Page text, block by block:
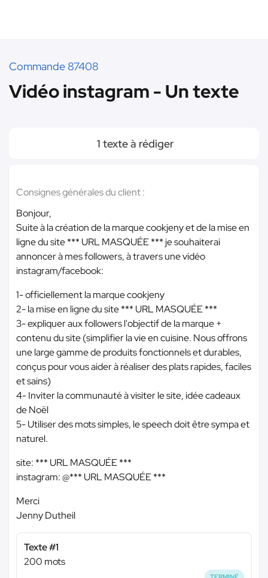
Commande 87408
Vidéo instagram - Un texte
1 texte à rédiger
Consignes générales du client :
Bonjour,
Suite à la création de la marque cookjeny et de la mise en
ligne du site*** URL MASQUÉE *** je souhaiterai
annoncer à mes followers, à travers une vidéo
instagram/facebook:
1- officiellement la marque cookjeny
2- la mise en ligne du site*** URL MASQUÉE ***
3- expliquer aux followers l'objectif de la marque +
contenu du site (simplifier la vie en cuisine. Nous offrons
une large gamme de produits fonctionnels et durables,
conçus pour vous aider à réaliser des plats rapides, faciles
et sains)
4- Inviter la communauté à visiter le site, idée cadeaux
de Noël
5- Utiliser des mots simples, le speech doit être sympa et
naturel.
site: *** URL MASQUÉE ***
instagram: @*** URL MASQUÉE ***
Merci
Jenny Dutheil
Texte #1
200 mots